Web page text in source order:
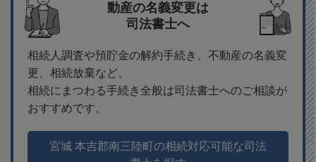
動産の名義変更は
司法書士へ
相続人調査や預貯金の解約手続き、不動産の名義変
更、相続放棄など、
相続にまつわる手続き全般は司法書士へのご相談が
おすすめです。
宮城 本吉郡南三陸町の相続対応可能な司法